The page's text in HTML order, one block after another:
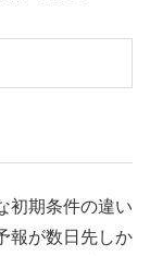
初期条件の違い
報が数日先しか